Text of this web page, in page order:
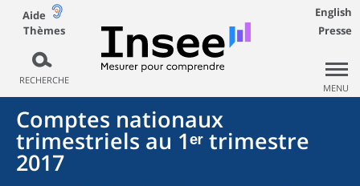
Aide
Thèmes
RECHERCHE
English
Presse
MENU
Comptes nationaux
trimestriels au 1ᵉʳ trimestre
2017